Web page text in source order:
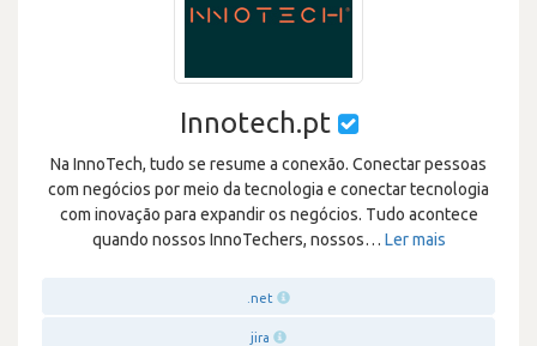
Innotech.pt
Na InnoTech, tudo se resume a conexão. Conectar pessoas
com negócios por meio da tecnologia e conectar tecnologia
com inovação para expandir os negócios. Tudo acontece
quando nossos InnoTechers, nossos… Ler mais
.net
jira